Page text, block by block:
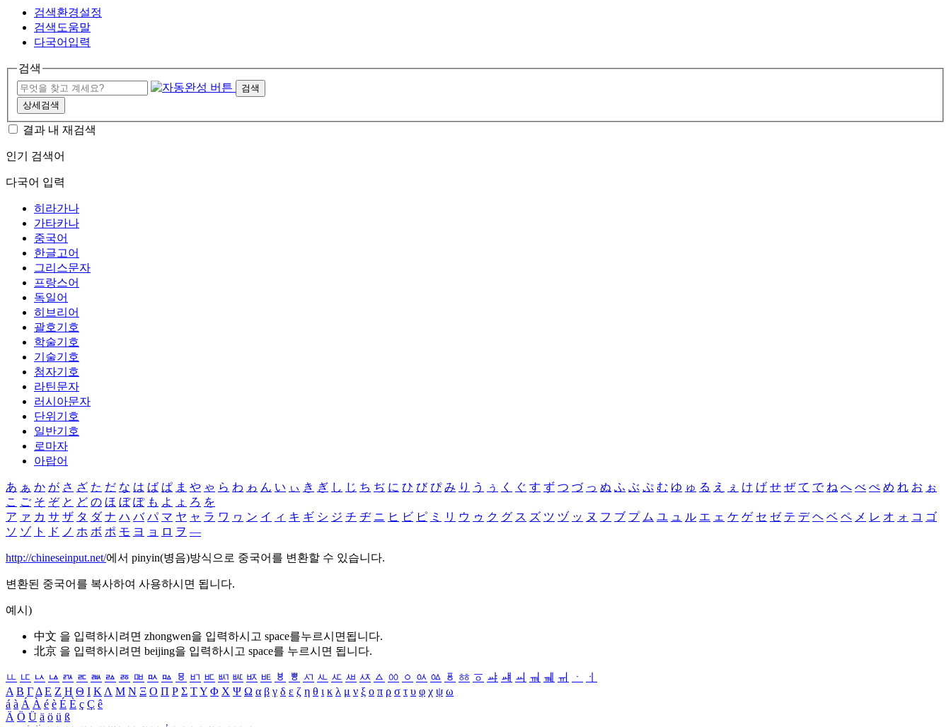
검색환경설정
검색도움말
다국어입력
검색
검색
상세검색
결과 내 재검색
인기 검색어
다국어 입력
히라가나
가타카나
중국어
한글고어
그리스문자
프랑스어
독일어
히브리어
괄호기호
학술기호
기술기호
첨자기호
라틴문자
러시아문자
단위기호
일반기호
로마자
아랍어
あ ぁ か が さ ざ た だ な は ば ぱ ま や ゃ ら わ ゎ ん い ぃ き ぎ し じ ち ぢ に ひ び ぴ み り う ぅ く ぐ す ず つ づ っ ぬ ふ ぶ ぷ む ゆ ゅ る え ぇ け げ せ ぜ て で ね へ べ ぺ め れ お ぉ
こ ご そ ぞ と ど の ほ ぼ ぽ も よ ょ ろ を
ア ァ カ サ ザ タ ダ ナ ハ バ パ マ ヤ ャ ラ ワ ヮ ン イ ィ キ ギ シ ジ チ ヂ ニ ヒ ビ ピ ミ リ ウ ゥ ク グ ス ズ ツ ヅ ッ ヌ フ ブ プ ム ユ ュ ル エ ェ ケ ゲ セ ゼ テ デ ヘ ベ ペ メ レ オ ォ コ ゴ
ソ ゾ ト ド ノ ホ ボ ポ モ ヨ ョ ロ ヲ ―
http://chineseinput.net/에서 pinyin(병음)방식으로 중국어를 변환할 수 있습니다.
변환된 중국어를 복사하여 사용하시면 됩니다.
예시)
中文 을 입력하시려면 zhongwen을 입력하시고 space를누르시면됩니다.
北京 을 입력하시려면 beijing을 입력하시고 space를 누르시면 됩니다.
ㅥ ㅦ ㅧ ㅨ ㅩ ㅪ ㅫ ㅬ ㅭ ㅮ ㅯ ㅰ ㅱ ㅲ ㅳ ㅴ ㅵ ㅶ ㅷ ㅸ ㅹ ㅺ ㅻ ㅼ ㅽ ㅾ ㅿ ㆀ ㆁ ㆂ ㆃ ㆄ ㆅ ㆆ ㆇ ㆈ ㆉ ㆊ ㆋ ㆌ ㆍ
ㆎ
Α Β ΓΔ Ε Ζ Η Θ Ι ΚΛ Μ Ν Ξ Ο Π Ρ Σ ΤΥ Φ Χ Ψ Ω α β γ δ ε ζ η θ ι κ λ μ ν ξ ο π ρ σ τ υ φ χ ψ ω
á à Á À é è É È ç Ç ê
Ä Ö Ü ä ö ü ß